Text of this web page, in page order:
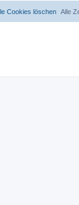
Alle
Cookies löschen